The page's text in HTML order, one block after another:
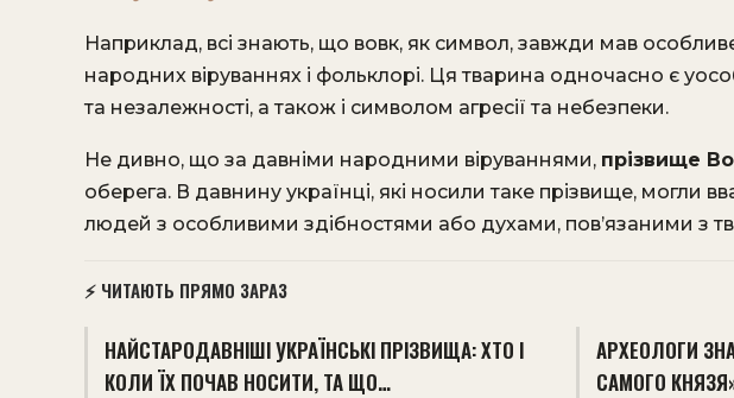
Наприклад, всі знають, що вовк, як символ, завжди мав
народних віруваннях і фольклорі. Ця тварина одночасно є
та незалежності, а також і символом агресії та небезпеки.
Не дивно, що за давніми народними віруваннями, прізвище
оберега. В давнину українці, які носили таке прізвище, могли
людей з особливими здібностями або духами, пов’язаними з
⚡ ЧИТАЮТЬ ПРЯМО ЗАРАЗ
НАЙСТАРОДАВНІШІ УКРАЇНСЬКІ ПРІЗВИЩА: ХТО І
КОЛИ ЇХ ПОЧАВ НОСИТИ, ТА ЩО…
АРХЕОЛОГИ
САМОГО